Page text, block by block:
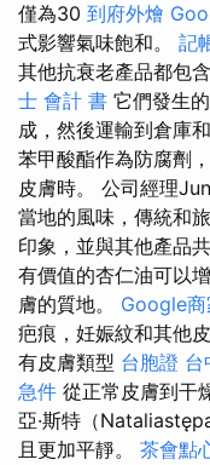
僅為30 到府外燴
式影響氣味飽和。 記
其他抗衰老產品都包
士 會計 書 它們發生
成，然後運輸到倉庫
苯甲酸酯作為防腐劑
皮膚時。 公司經理
當地的風味，傳統和
印象，並與其他產品
有價值的杏仁油可以
膚的質地。 Google商
疤痕，妊娠紋和其他
有皮膚類型 台胞證 台
急件 從正常皮膚到干
亞·斯特（
且更加平靜。 茶會點